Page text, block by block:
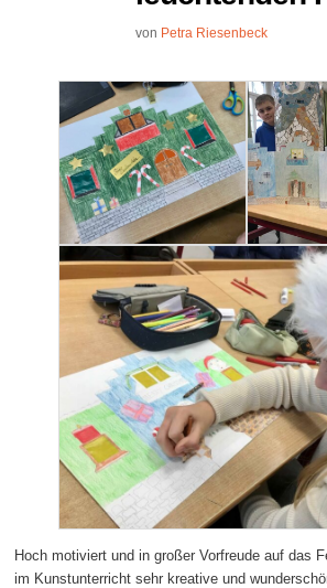
von Petra Riesenbeck
Hoch motiviert und in großer Vorfreude auf das
im Kunstunterricht sehr kreative und